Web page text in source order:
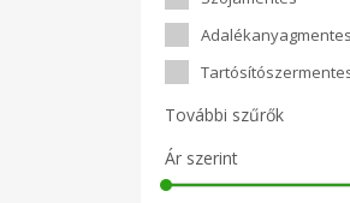
Adalékanyagmentes
További szűrők
Ár szerint